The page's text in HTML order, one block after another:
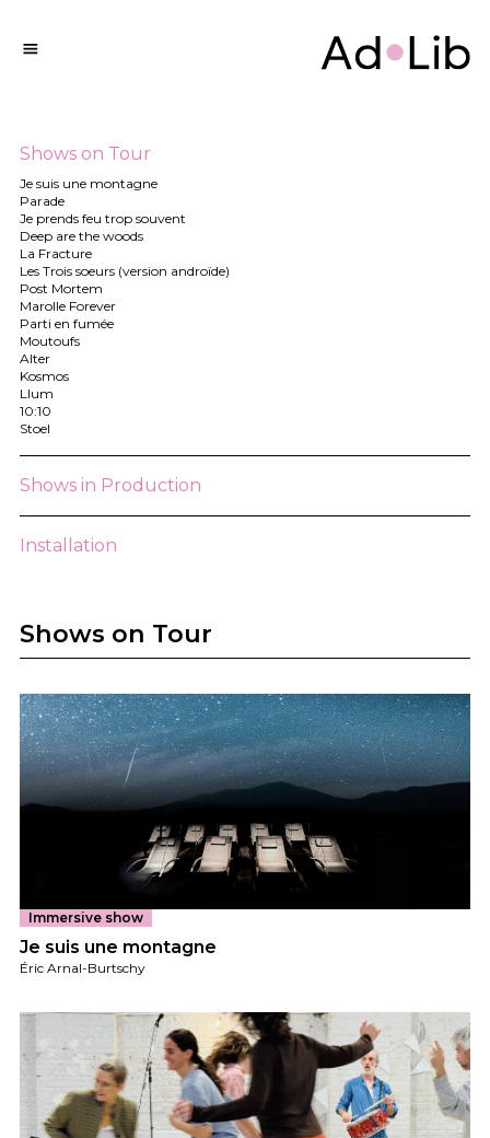
Shows on Tour
Je suis une montagne
Parade
Je prends feu trop souvent
Deep are the woods
La Fracture
Les Trois soeurs (version androïde)
Post Mortem
Marolle Forever
Parti en fumée
Moutoufs
Alter
Kosmos
Llum
10:10
Stoel
Shows in Production
Installation
Shows on Tour
Immersive show
Je suis une montagne
Éric Arnal-Burtschy